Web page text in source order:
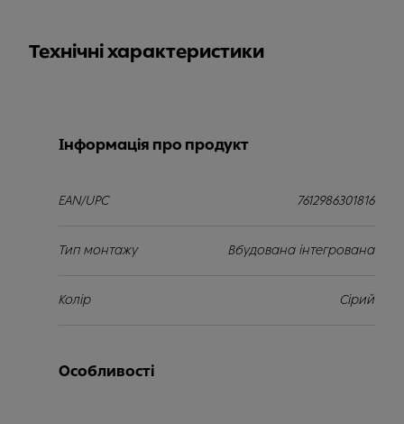
Технічні характеристики
Інформація про продукт
EAN/UPC 7612986301816
Тип монтажу Вбудована інтегрована
Колір Сірий
Особливості